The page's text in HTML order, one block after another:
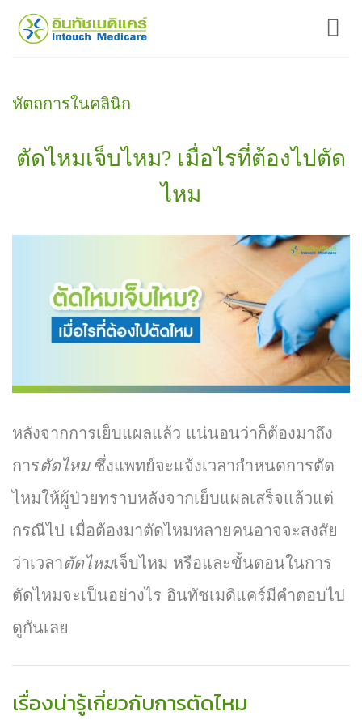
ข้าม
เนื้อหา
หัตถการในคลินิก
ตัดไหมเจ็บไหม? เมื่อไรที่ต้องไปตัด
ไหม
หลังจากการเย็บแผลแล้ว แน่นอนว่าก็ต้องมาถึง
การตัดไหมซึ่งแพทย์จะแจ้งเวลากำหนดการตัด
ไหมให้ผู้ป่วยทราบหลังจากเย็บแผลเสร็จแล้วแต่
กรณีไป เมื่อต้องมาตัดไหมหลายคนอาจจะสงสัย
ว่าเวลาตัดไหมเจ็บไหม หรือและขั้นตอนในการ
ตัดไหมจะเป็นอย่างไร อินทัชเมดิแคร์มีคำตอบไป
ดูกันเลย
เรื่องน่ารู้เกี่ยวกับการตัดไหม